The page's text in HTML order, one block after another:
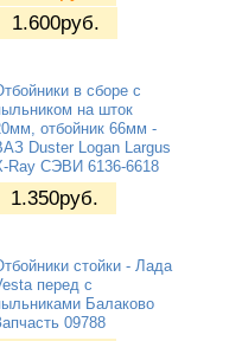
1.600руб.
в сборе с
на шток
отбойник 66мм -
Duster Logan Largus
Ray СЭВИ 6136-6618
1.350руб.
стойки - Лада
перед с
Балаково
09788